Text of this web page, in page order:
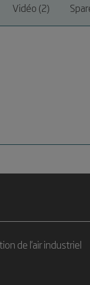
Vidéo (2)
de l'air industriel